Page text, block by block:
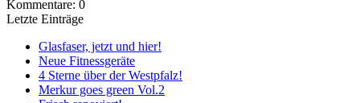
Kommentare: 0
Letzte Einträge
Glasfaser, jetzt und hier!
Neue Fitnessgeräte
4 Sterne über der Westpfalz!
Merkur goes green Vol.2